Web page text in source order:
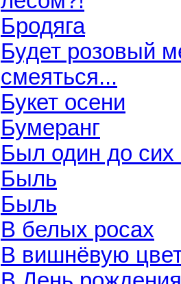
Бродяга
Будет розовый
смеяться...
Букет осени
Бумеранг
Был один до сих
Быль
Быль
В белых росах
В вишнёвую